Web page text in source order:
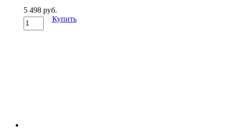
5 498 руб.
Купить